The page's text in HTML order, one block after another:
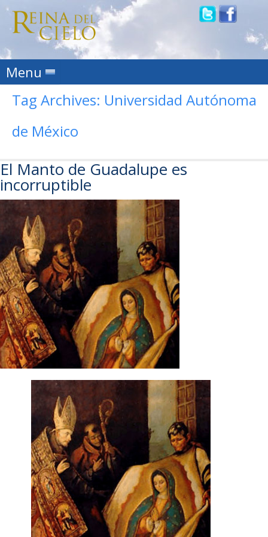
Menu Skip to content
Tag Archives: Universidad Autónoma
de México
El Manto de Guadalupe es
incorruptible